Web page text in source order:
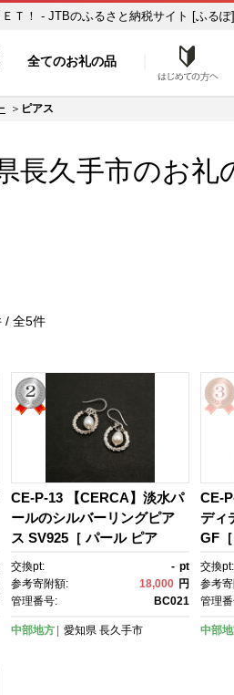
で旅行クーポンをＧＥＴ！ - JTBのふるさと納税サイト [ふるぽ]
全てのお礼の品
ピアス
長久手市のお礼
/ 全5件
CE-P-13 【CERCA】淡水パ
ールのシルバーリングピア
ス SV925［ パール ピア
ス フォーマル アクセサリ
ー 人気 おすすめ ギフト プレ
ゼント 通販 送料無料 ふるさ
交換pt: - pt
参考寄附額:
18,000 円
管理番号:
BC021
中部地方 愛知県 長久手市
CE-
ディ
GF
クセ
フト
料 ふ
交換pt:
参考
管理
中部